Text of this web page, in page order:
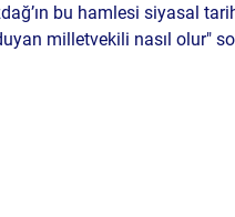
bu hamlesi siyasal
milletvekili nasıl olur"